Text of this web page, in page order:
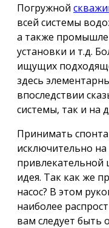
Погружной
всей системы
а также
установки и т.д.
ищущих
здесь
впоследствии
системы, так и на
Принимать
исключительно
привлекательной
идея. Так как же
насос? В этом
наиболее
вам следует быть